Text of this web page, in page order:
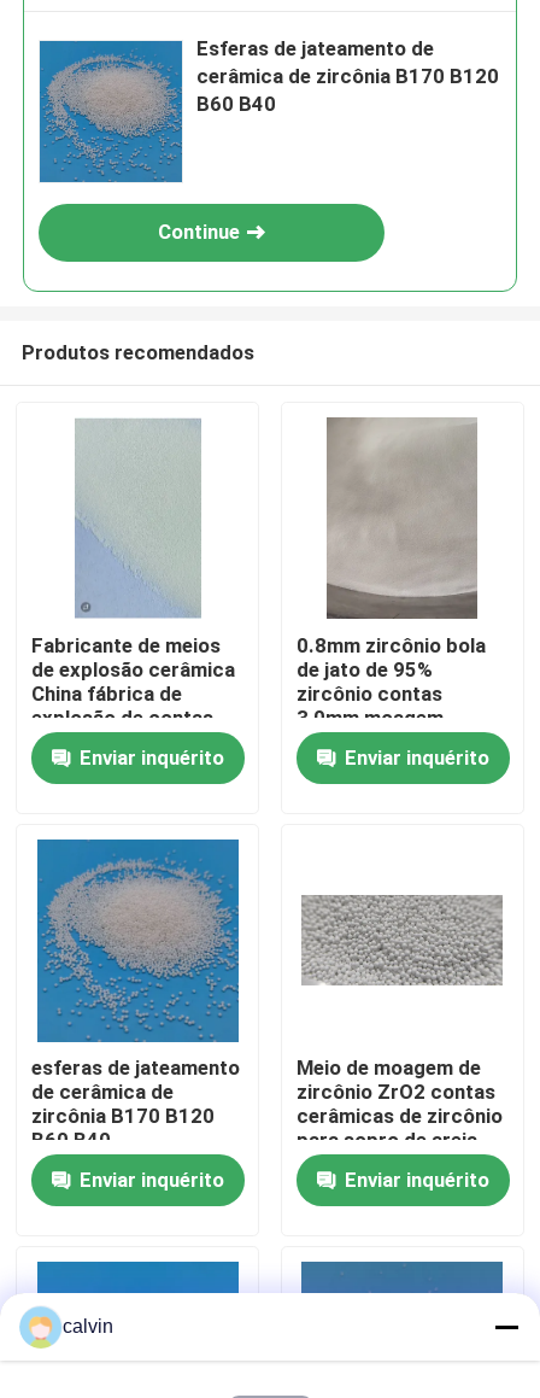
Casa
Produtos
Quem Somos
Fábrica
Controle de Qualidade
Fale Conosco
Pedir um orçamento
Sopro cerâmico do grânulo
Esferas de jateamento de
cerâmica de zircônia B170 B120
B60 B40
Continue
Produtos recomendados
Fabricante de meios
de explosão cerâmica
China fábrica de
explosão de contas
cerâmicas
Enviar inquérito
0.8mm zircônio bola
de jato de 95%
zircônio contas
3,0mm moagem
Enviar inquérito
esferas de jateamento
de cerâmica de
zircônia B170 B120
B60 B40
Enviar inquérito
Meio de moagem de
zircônio ZrO2 contas
cerâmicas de zircônio
para sopro de areia
fornecedor
Enviar inquérito
calvin